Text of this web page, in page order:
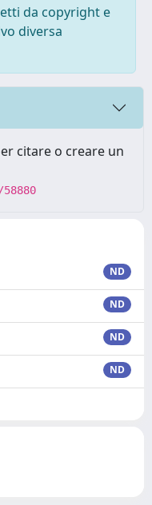
da copyright e
diversa
citare o creare un
ND
ND
ND
ND